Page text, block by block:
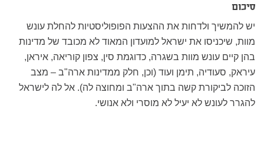
סיכום
יש להמשיך ולדחות את ההצעות הפופוליסטיות להחלת עונש
מוות, שיכניסו את ישראל למועדון המאוד לא מכובד של מדינות
בהן קיים עונש מוות בשגרה, כדוגמת סין, צפון קוריאה, איראן,
עיראק, סעודיה, תימן ועוד (וכן, חלק ממדינות ארה"ב – מצב
הזוכה לביקורת קשה בתוך ארה"ב ומחוצה לה). אל לה לישראל
להגרר לעונש לא יעיל לא מוסרי ולא אנושי.